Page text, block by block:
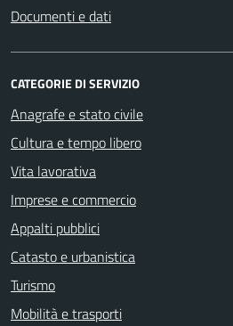
Documenti e dati
CATEGORIE DI SERVIZIO
Anagrafe e stato civile
Cultura e tempo libero
Vita lavorativa
Imprese e commercio
Appalti pubblici
Catasto e urbanistica
Turismo
Mobilità e trasporti